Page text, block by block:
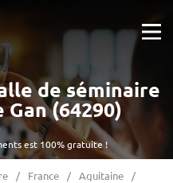
est 100% gratuite !
de séminaire
(64290)
France
Aquitaine